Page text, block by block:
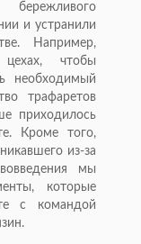
и устранили
Например,
чтобы
необходимый
трафаретов
приходилось
Кроме того,
из-за
мы
которые
с командой